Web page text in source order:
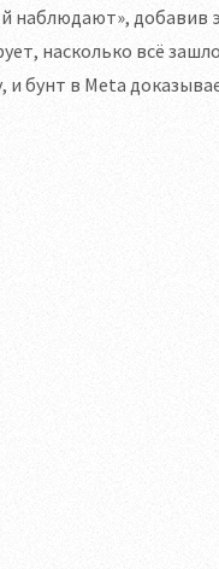
наблюдают», добавив
насколько всё
и бунт в Meta